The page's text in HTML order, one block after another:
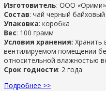
Изготовитель: ООО
Состав: чай черный
Упаковка: коробка
Вес: 100 грамм
Условия хранения: Хранить
вентилируемом помещении
относительной влажностью
Срок годности: 2 года
Подробнее >>